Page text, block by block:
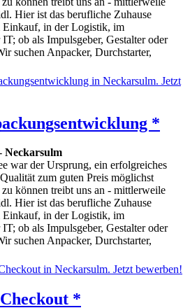
Hier ist das berufliche Zuhause
in der Logistik, im
ob als Impulsgeber, Gestalter oder
suchen Anpacker, Durchstarter,
*
Neckarsulm
war der Ursprung, ein erfolgreiches
zum guten Preis möglichst
können treibt uns an - mittlerweile
Hier ist das berufliche Zuhause
in der Logistik, im
ob als Impulsgeber, Gestalter oder
suchen Anpacker, Durchstarter,
*